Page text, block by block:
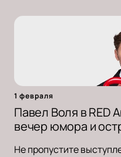
1 февраля
Павел Воля в RED
вечер юмора и
Не пропустите